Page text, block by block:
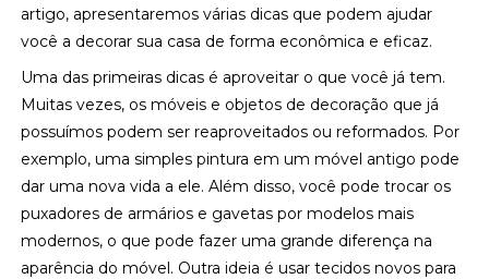
artigo, apresentaremos várias dicas que podem ajudar
você a decorar sua casa de forma econômica e eficaz.
Uma das primeiras dicas é aproveitar o que você já tem.
Muitas vezes, os móveis e objetos de decoração que já
possuímos podem ser reaproveitados ou reformados. Por
exemplo, uma simples pintura em um móvel antigo pode
dar uma nova vida a ele. Além disso, você pode trocar os
puxadores de armários e gavetas por modelos mais
modernos, o que pode fazer uma grande diferença na
aparência do móvel. Outra ideia é usar tecidos novos para